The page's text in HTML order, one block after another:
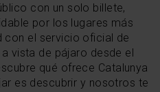
con un solo billete,
por los lugares más
con el servicio oficial de
vista de pájaro desde el
qué ofrece Catalunya
es descubrir y nosotros te